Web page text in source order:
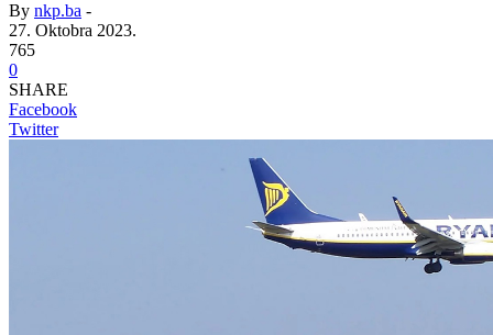
By nkp.ba -
27. Oktobra 2023.
765
0
SHARE
Facebook
Twitter